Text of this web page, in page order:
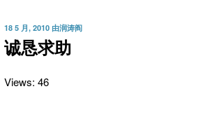
发
布
于
18 5 月, 2010 由润涛阎
诚恳求助
Views: 46